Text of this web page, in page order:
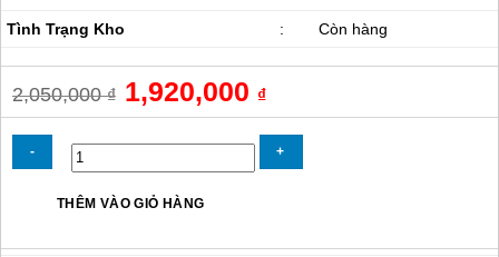
Tình Trạng Kho : Còn hàng
2,050,000₫
Giá
gốc
là:
1,920,000 ₫
Giá
hiện
tại
là:
1,920,000 ₫.
THÊM VÀO GIỎ HÀNG